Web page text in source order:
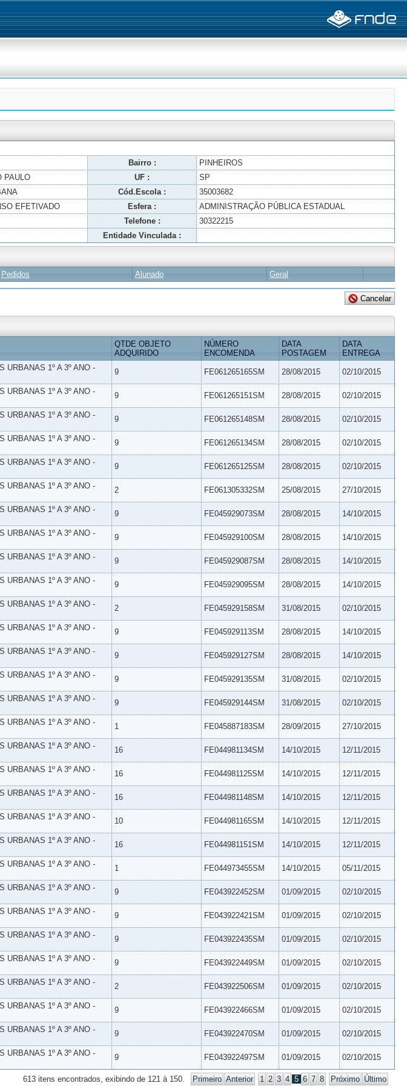
Bairro :
PINHEIROS
PAULO UF :
SP
Cód.Escola :
35003682
EFETIVADO Esfera :
ADMINISTRAÇÃO PÚBLICA ESTADUAL
Telefone :
30322215
Entidade Vinculada :
Pedidos Alunado Geral
QTDE OBJETO
ADQUIRIDO
NÚMERO
ENCOMENDA
DATA
POSTAGEM
DATA
ENTREGA
URBANAS 1º A 3º ANO -
9 FE061265165SM 28/08/2015 02/10/2015
URBANAS 1º A 3º ANO -
9 FE061265151SM 28/08/2015 02/10/2015
URBANAS 1º A 3º ANO -
9 FE061265148SM 28/08/2015 02/10/2015
URBANAS 1º A 3º ANO -
9 FE061265134SM 28/08/2015 02/10/2015
URBANAS 1º A 3º ANO -
9 FE061265125SM 28/08/2015 02/10/2015
URBANAS 1º A 3º ANO -
2 FE061305332SM 25/08/2015 27/10/2015
URBANAS 1º A 3º ANO -
9 FE045929073SM 28/08/2015 14/10/2015
URBANAS 1º A 3º ANO -
9 FE045929100SM 28/08/2015 14/10/2015
URBANAS 1º A 3º ANO -
9 FE045929087SM 28/08/2015 14/10/2015
URBANAS 1º A 3º ANO -
9 FE045929095SM 28/08/2015 14/10/2015
URBANAS 1º A 3º ANO -
2 FE045929158SM 31/08/2015 02/10/2015
URBANAS 1º A 3º ANO -
9 FE045929113SM 28/08/2015 14/10/2015
URBANAS 1º A 3º ANO -
9 FE045929127SM 28/08/2015 14/10/2015
URBANAS 1º A 3º ANO -
9 FE045929135SM 31/08/2015 02/10/2015
URBANAS 1º A 3º ANO -
9 FE045929144SM 31/08/2015 02/10/2015
URBANAS 1º A 3º ANO -
1 FE045887183SM 28/09/2015 27/10/2015
URBANAS 1º A 3º ANO -
16 FE044981134SM 14/10/2015 12/11/2015
URBANAS 1º A 3º ANO -
16 FE044981125SM 14/10/2015 12/11/2015
URBANAS 1º A 3º ANO -
16 FE044981148SM 14/10/2015 12/11/2015
URBANAS 1º A 3º ANO -
10 FE044981165SM 14/10/2015 12/11/2015
URBANAS 1º A 3º ANO -
16 FE044981151SM 14/10/2015 12/11/2015
URBANAS 1º A 3º ANO -
1 FE044973455SM 14/10/2015 05/11/2015
URBANAS 1º A 3º ANO -
9 FE043922452SM 01/09/2015 02/10/2015
URBANAS 1º A 3º ANO -
9 FE043922421SM 01/09/2015 02/10/2015
URBANAS 1º A 3º ANO -
9 FE043922435SM 01/09/2015 02/10/2015
URBANAS 1º A 3º ANO -
9 FE043922449SM 01/09/2015 02/10/2015
URBANAS 1º A 3º ANO -
2 FE043922506SM 01/09/2015 02/10/2015
URBANAS 1º A 3º ANO -
9 FE043922466SM 01/09/2015 02/10/2015
URBANAS 1º A 3º ANO -
9 FE043922470SM 01/09/2015 02/10/2015
URBANAS 1º A 3º ANO -
9 FE043922497SM 01/09/2015 02/10/2015
613 itens encontrados, exibindo de 121 à 150. Primeiro Anterior 1 2 3 4 5 6 7 8 Próximo Último